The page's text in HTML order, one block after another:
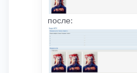
после: